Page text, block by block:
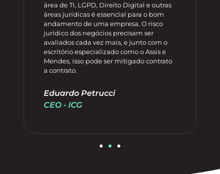
área de TI, LGPD, Direito Digital e outras
áreas jurídicas é essencial para o bom
andamento de uma empresa. O risco
jurídico dos negócios precisam ser
avaliados cada vez mais, e junto com o
escritório especializado como o Assis e
Mendes, isso pode ser mitigado contrato
a contrato.
Eduardo Petrucci
CEO - ICG